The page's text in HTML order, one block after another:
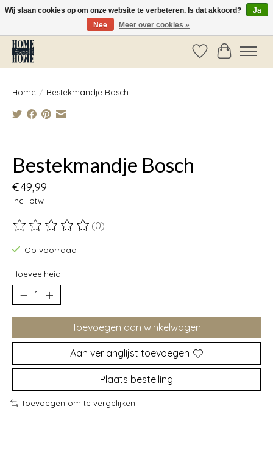
Vóór 14:00 besteld, dezelfde dag verzonden!
Verlanglijst
Home / Bestekmandje Bosch
Bestekmandje Bosch
€49,99
Incl. btw
De beoordeling van dit product is
(0)
Op voorraad
Hoeveelheid:
Toevoegen aan winkelwagen
Aan verlanglijst toevoegen
Plaats bestelling
Toevoegen om te vergelijken
Wij slaan cookies op om onze website te verbeteren. Is dat akkoord?
Ja
Nee
Meer over cookies »